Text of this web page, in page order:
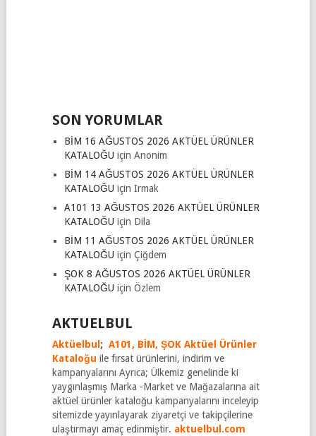
SON YORUMLAR
BİM 16 AĞUSTOS 2026 AKTÜEL ÜRÜNLER
KATALOĞU için Anonim
BİM 14 AĞUSTOS 2026 AKTÜEL ÜRÜNLER
KATALOĞU için Irmak
A101 13 AĞUSTOS 2026 AKTÜEL ÜRÜNLER
KATALOĞU için Dila
BİM 11 AĞUSTOS 2026 AKTÜEL ÜRÜNLER
KATALOĞU için Çiğdem
ŞOK 8 AĞUSTOS 2026 AKTÜEL ÜRÜNLER
KATALOĞU için Özlem
AKTUELBUL
Aktüelbul ; A101, BİM, ŞOK Aktüel Ürünler
Kataloğu ile fırsat ürünlerini, indirim ve
kampanyalarını Ayrıca; Ülkemiz genelinde ki
yaygınlaşmış Marka -Market ve Mağazalarına ait
aktüel ürünler kataloğu kampanyalarını inceleyip
sitemizde yayınlayarak ziyaretçi ve takipçilerine
ulaştırmayı amaç edinmiştir. aktuelbul.com